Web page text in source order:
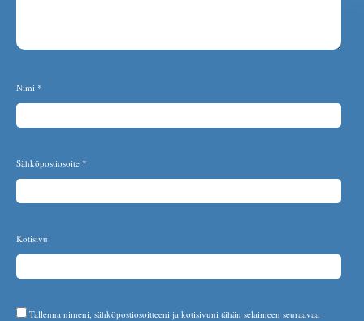
Nimi *
Sähköpostiosoite *
Kotisivu
Tallenna nimeni, sähköpostiosoitteeni ja kotisivuni tähän selaimeen seuraavaa